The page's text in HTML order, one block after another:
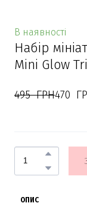
В наявності
Набір
Mini Glow
495  ГРН470
ОПИС